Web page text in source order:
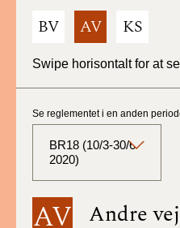
BV AV KS
Swipe horisontalt for at
AV Andre
Se reglementet i en anden
BR18 (10/3-30/6
2020)
BR18 (Aktuelt)